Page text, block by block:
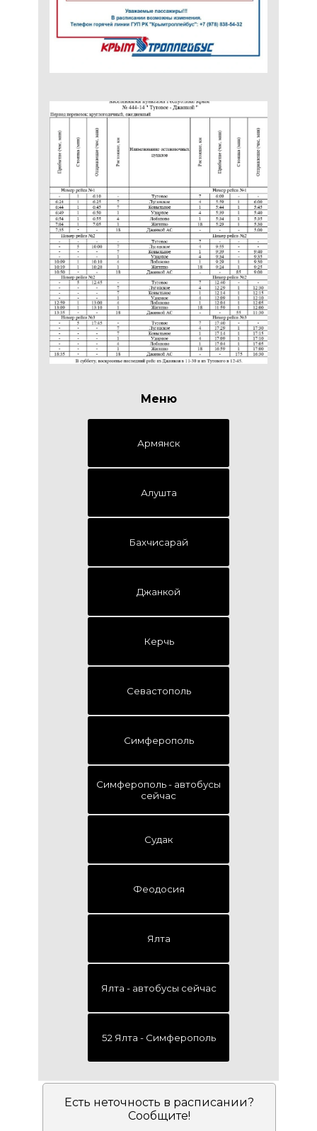
Меню
Армянск
Алушта
Бахчисарай
Джанкой
Керчь
Севастополь
Симферополь
Симферополь - автобусы
сейчаc
Судак
Феодосия
Ялта
Ялта - автобусы сейчаc
52 Ялта - Симферополь
Есть неточность в расписании?
Сообщите!